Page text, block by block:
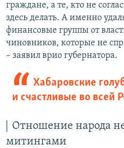
граждане, а те, кто не
здесь делать. А именно
финансовые группы от
чиновников, которые не
– заявил врио губернатора.
Хабаровские
и счастливые во всей
Отношение народа
митингами